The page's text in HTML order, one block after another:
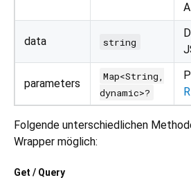
data string
parameters
Map<String,
dynamic>?
Folgende unterschiedlichen
Wrapper möglich:
Get / Query